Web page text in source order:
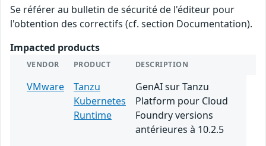
Se référer au bulletin de sécurité de l'éditeur pour
l'obtention des correctifs (cf. section Documentation).
Impacted products
VENDOR PRODUCT DESCRIPTION
VMware
Tanzu
Kubernetes
Runtime
GenAI sur Tanzu
Platform pour Cloud
Foundry versions
antérieures à 10.2.5